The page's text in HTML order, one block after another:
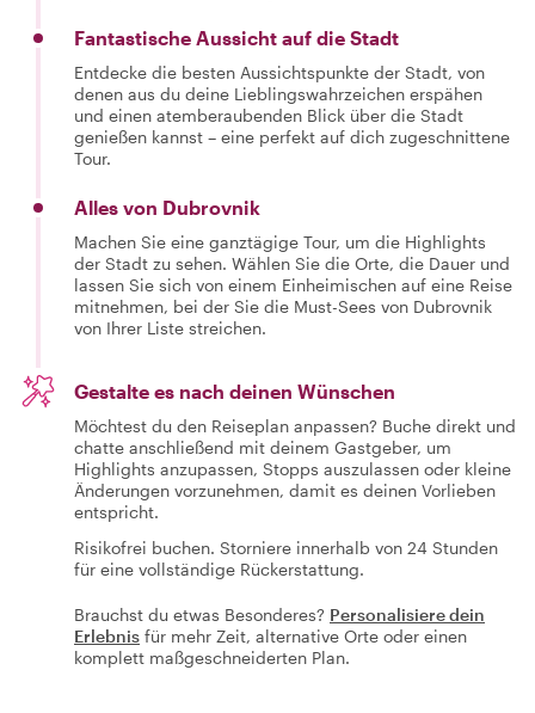
Fantastische Aussicht auf die Stadt
Entdecke die besten Aussichtspunkte der Stadt, von
denen aus du deine Lieblingswahrzeichen erspähen
und einen atemberaubenden Blick über die Stadt
genießen kannst – eine perfekt auf dich zugeschnittene
Tour.
Alles von Dubrovnik
Machen Sie eine ganztägige Tour, um die Highlights
der Stadt zu sehen. Wählen Sie die Orte, die Dauer und
lassen Sie sich von einem Einheimischen auf eine Reise
mitnehmen, bei der Sie die Must-Sees von Dubrovnik
von Ihrer Liste streichen.
Gestalte es nach deinen Wünschen
Möchtest du den Reiseplan anpassen? Buche direkt und
chatte anschließend mit deinem Gastgeber, um
Highlights anzupassen, Stopps auszulassen oder kleine
Änderungen vorzunehmen, damit es deinen Vorlieben
entspricht.
Risikofrei buchen. Storniere innerhalb von 24 Stunden
für eine vollständige Rückerstattung.
Brauchst du etwas Besonderes? Personalisiere dein
Erlebnis für mehr Zeit, alternative Orte oder einen
komplett maßgeschneiderten Plan.